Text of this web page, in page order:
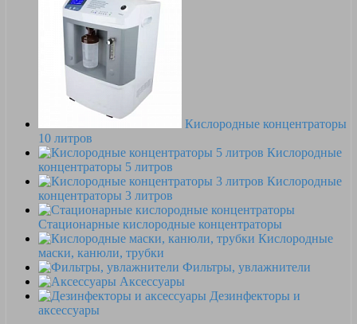
Кислородные концентраторы
10 литров
Кислородные
концентраторы 5 литров
Кислородные
концентраторы 3 литров
Стационарные кислородные концентраторы
Кислородные
маски, канюли, трубки
Фильтры, увлажнители
Аксессуары
Дезинфекторы и
аксессуары